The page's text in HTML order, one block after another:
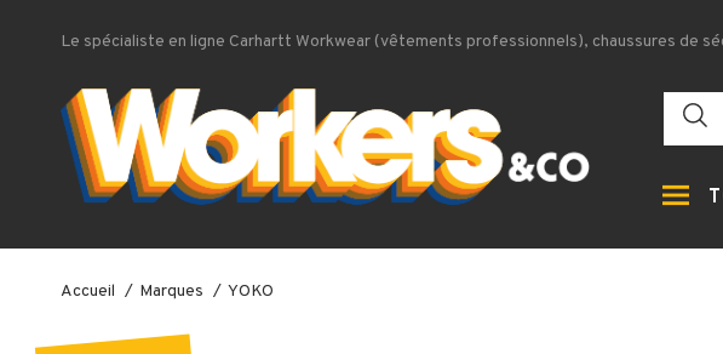
Le spécialiste en ligne Carhartt Workwear (vêtements professionnels), chaussures de
Accueil Marques YOKO